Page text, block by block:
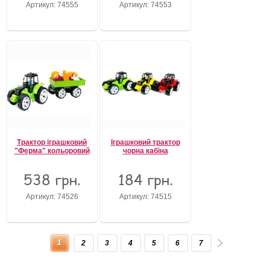
Артикул: 74555 Артикул: 74553
Трактор іграшковий
"Ферма" кольоровий
538 грн.
Артикул: 74526
Іграшковий трактор
чорна кабіна
184 грн.
Артикул: 74515
1 2 3 4 5 6 7